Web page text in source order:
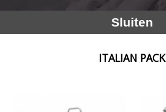
Sluiten
ITALIAN PACK